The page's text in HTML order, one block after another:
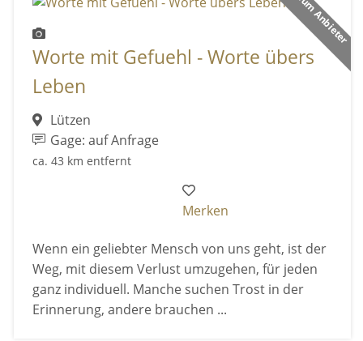
Worte mit Gefuehl - Worte übers
Leben
Lützen
Gage: auf Anfrage
ca. 43 km entfernt
Merken
Wenn ein geliebter Mensch von uns geht, ist der
Weg, mit diesem Verlust umzugehen, für jeden
ganz individuell. Manche suchen Trost in der
Erinnerung, andere brauchen ...